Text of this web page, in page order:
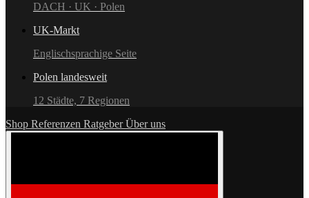
DACH · UK · Polen
UK-Markt
Englischsprachige Seite
Polen landesweit
12 Städte, 7 Regionen
Shop Referenzen RatgeberÜber uns